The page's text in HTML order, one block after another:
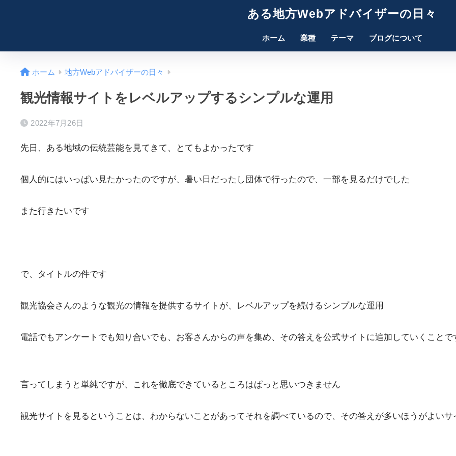
ある地方Webアドバイザーの日々
ホーム 業種 テーマ ブログについて
ホーム 地方Webアドバイザーの日々
観光情報サイトをレベルアップするシンプルな運用
2022年7月26日
先日、ある地域の伝統芸能を見てきて、とてもよかったです
個人的にはいっぱい見たかったのですが、暑い日だったし団体で行ったので、一部を見るだけでした
また行きたいです
で、タイトルの件です
観光協会さんのような観光の情報を提供するサイトが、レベルアップを続けるシンプルな運用
電話でもアンケートでも知り合いでも、お客さんからの声を集め、その答えを公式サイトに追加していくことで
言ってしまうと単純ですが、これを徹底できているところはぱっと思いつきません
観光サイトを見るということは、わからないことがあってそれを調べているので、その答えが多いほうがよいサ